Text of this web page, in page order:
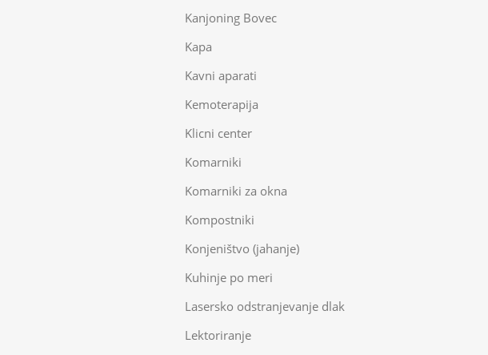
Kanjoning Bovec
Kapa
Kavni aparati
Kemoterapija
Klicni center
Komarniki
Komarniki za okna
Kompostniki
Konjeništvo (jahanje)
Kuhinje po meri
Lasersko odstranjevanje dlak
Lektoriranje